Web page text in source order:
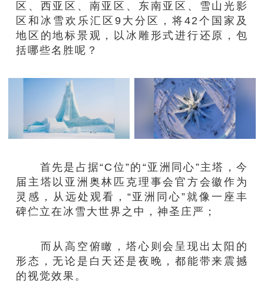
区、西亚区、南亚区、东南亚区、雪山光影
区和冰雪欢乐汇区9大分区，将42个国家及
地区的地标景观，以冰雕形式进行还原，包
括哪些名胜呢？
首先是占据“C位”的“亚洲同心”主塔，今
届主塔以亚洲奥林匹克理事会官方会徽作为
灵感，从远处观看，“亚洲同心”就像一座丰
碑伫立在冰雪大世界之中，神圣庄严；
而从高空俯瞰，塔心则会呈现出太阳的
形态，无论是白天还是夜晚，都能带来震撼
的视觉效果。